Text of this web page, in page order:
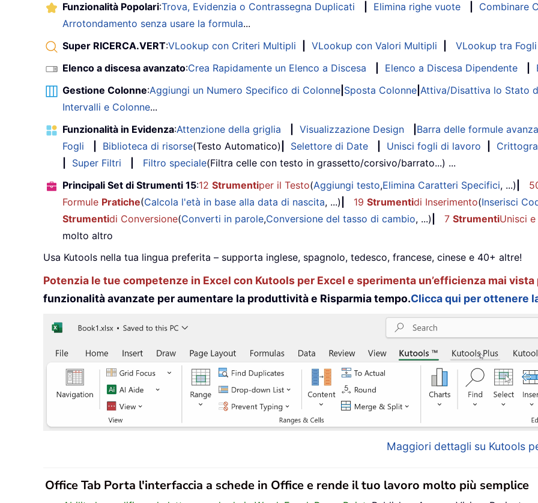
Funzionalità Popolari:Trova, Evidenzia o Contrassegna Duplicati Elimina righe vuote Combinare
Arrotondamento senza usare la formula...
Super RICERCA.VERT:VLookup con Criteri Multipli VLookup con Valori Multipli VLookup tra
Elenco a discesa avanzato:Crea Rapidamente un Elenco a Discesa Elenco a Discesa Dipendente
Gestione Colonne:Aggiungi un Numero Specifico di Colonne Sposta Colonne Attiva/Disattiva lo Stato
Intervalli e Colonne...
Funzionalità in Evidenza:Attenzione della griglia Visualizzazione Design Barra delle formule
Fogli
Biblioteca di risorse(Testo Automatico) Selettore di Date Unisci fogli di lavoro
Super Filtri Filtro speciale(Filtra celle con testo in grassetto/corsivo/barrato...) ...
Principali Set di Strumenti 15:12 Strumentiper il Testo(Aggiungi testo,Elimina Caratteri Specifici, ...)
Formule Pratiche(Calcola l'età in base alla data di nascita, ...) 19 Strumentidi Inserimento(Inserisci
Strumentidi Conversione(Converti in parole,Conversione del tasso di cambio, ...) 7 StrumentiUnisci
molto altro
Usa Kutools nella tua lingua preferita – supporta inglese, spagnolo, tedesco, francese, cinese e 40+ altre!
Potenzia le tue competenze in Excel con Kutools per Excel e sperimenta un’efficienza mai vista
funzionalità avanzate per aumentare la produttività e Risparmia tempo.Clicca qui per ottenere
Maggiori dettagli su Kutools
Office Tab Porta l'interfaccia a schede in Office e rende il tuo lavoro molto più semplice